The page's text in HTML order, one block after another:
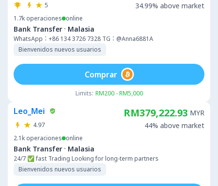
5
1.7k operaciones online
Bank Transfer · Malasia
WhatsApp：+86 134 3726 7328 TG：@Anna6881A
Bienvenidos nuevos usuarios
34.99% above market
Limits: RM200 - RM5,000
Comprar
Leo_Mei
4.97
2.1k operaciones online
Bank Transfer · Malasia
24/7 ✅ fast Trading Looking for long-term partners
Bienvenidos nuevos usuarios
RM379,222.93 MYR
44% above market